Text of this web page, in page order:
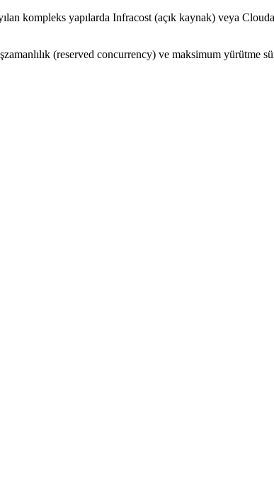
kompleks yapılarda Infracost (açık kaynak) veya
(reserved concurrency) ve maksimum yürütme